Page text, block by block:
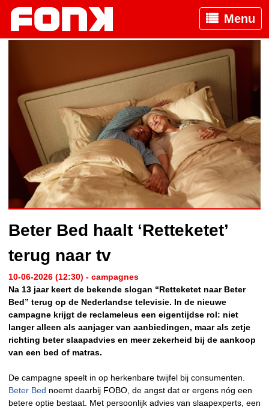
Menu
Beter Bed haalt ‘Retteketet’
terug naar tv
10-06-2026 (12:30) - campagnes
Na 13 jaar keert de bekende slogan “Retteketet naar Beter
Bed” terug op de Nederlandse televisie. In de nieuwe
campagne krijgt de reclameleus een eigentijdse rol: niet
langer alleen als aanjager van aanbiedingen, maar als zetje
richting beter slaapadvies en meer zekerheid bij de aankoop
van een bed of matras.
De campagne speelt in op herkenbare twijfel bij consumenten.
Beter Bed noemt daarbij FOBO, de angst dat er ergens nóg een
betere optie bestaat. Met persoonlijk advies van slaapexperts, een